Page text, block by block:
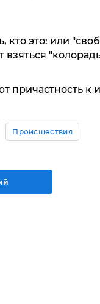
кто это: или
взяться
причастность к
Происшествия